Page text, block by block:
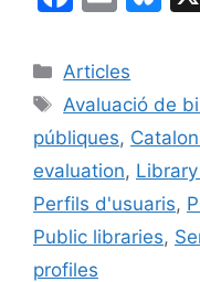
c
e
b
o
o
k
ai
l
s
k
y
Categories
Articles
Etiquetes
Avaluació de
públiques,
evaluation,
Perfils d'usuaris,
Public libraries,
profiles